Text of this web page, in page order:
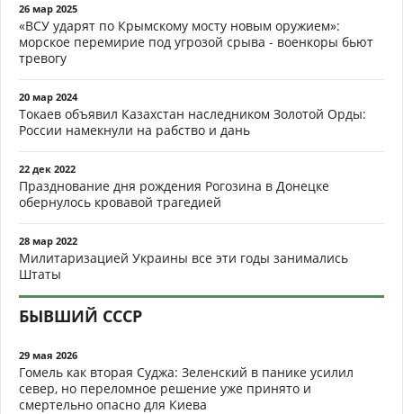
26 мар 2025
«ВСУ ударят по Крымскому мосту новым оружием»:
морское перемирие под угрозой срыва - военкоры бьют
тревогу
20 мар 2024
Токаев объявил Казахстан наследником Золотой Орды:
России намекнули на рабство и дань
22 дек 2022
Празднование дня рождения Рогозина в Донецке
обернулось кровавой трагедией
28 мар 2022
Милитаризацией Украины все эти годы занимались
Штаты
БЫВШИЙ СССР
29 мая 2026
Гомель как вторая Суджа: Зеленский в панике усилил
север, но переломное решение уже принято и
смертельно опасно для Киева